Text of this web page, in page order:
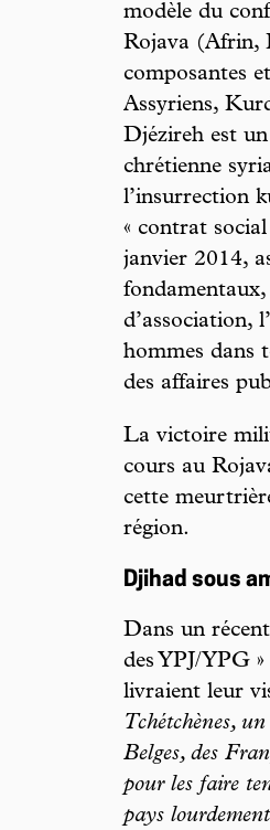
modèle du
Rojava (Afrin,
composantes
Assyriens,
Djézireh est
chrétienne
l’insurrection
« contrat
janvier 2014,
d’association,
hommes dans
des affaires
La victoire
cours au
cette
région.
Djihad sous
Dans un
des YPJ/YPG
livraient leur
Tchétchènes,
Belges, des
pour les faire
pays